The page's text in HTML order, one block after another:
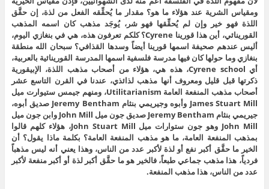
ومقياس الشرية عند هؤلاء ما هو؟ مقدار ما يُحقِّقه الفعل من لذة، إن حقَّق
اللذة فهو خير وإن لم يُحقِّقها فهو شر، يُوجَد مذهب كان اسمه المذهب
القورينائي، أين هذا قورينا Cyrene؟ كلكم تعرفون هذه، هي في بنغازي اليوم،
أليس عندهم صحيفة اسمها قورينا أيضاً وسدها القذافي؟ سبحان الله منطقة
بنغازي وما حولها كان فيها مدرسة فلسفية اسمها المدرسة القورينائية بالعربية،
أي Cyrene school، هذه هي، هؤلاء من أصحاب مذهب اللذة، الإبيقورية
ذكرتها قبل قليل ومعروف أنها مذهب لذائذي، عندنا في القرن التاسع عشر
أصحاب مذهب المنفعة العامة Utilitarianism، ومنهم جيمس ستيوارت ميل
James Stuart Mill وأبوه وجيريمي بنثام Jeremy Bentham صديق أبوه،
جيريمي بنثام Jeremy Bentham صديق جون ميل John Mill وابن جون ميل
John Mill وهو جون ستوارات ميل John Stuart Mill، هؤلاء كلهم قالوا
بمذهب المنفعة العامة، ما هو مذهب المنفعة العامة؟ بكلمة ماذا يقول؟ أن
الخير ما حقَّق أكبر نفع أو لذة لأكبر عدد من الناس، وهذا يعني أنه ليس مذهباً
فردياً، هذا مذهب جماعي طبعاً، فالخير هو ما حقَّق أكبر لذة أو أكبر منفعة لأكبر
عدد من الناس، هذا مذهب المنفعة.